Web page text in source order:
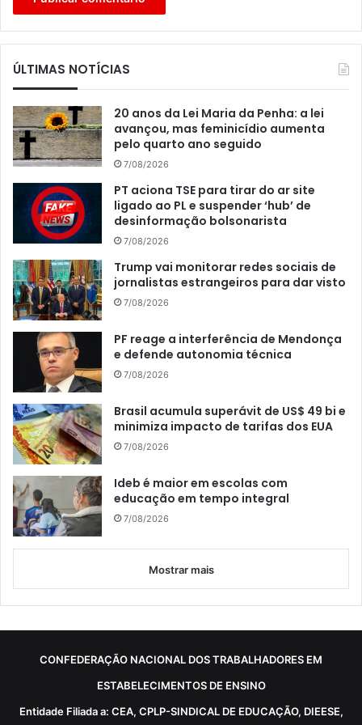
ÚLTIMAS NOTÍCIAS
20 anos da Lei Maria da Penha: a lei
avançou, mas feminicídio aumenta
pelo quarto ano seguido
7/08/2026
PT aciona TSE para tirar do ar site
ligado ao PL e suspender ‘hub’ de
desinformação bolsonarista
7/08/2026
Trump vai monitorar redes sociais de
jornalistas estrangeiros para dar visto
7/08/2026
PF reage a interferência de Mendonça
e defende autonomia técnica
7/08/2026
Brasil acumula superávit de US$ 49 bi e
minimiza impacto de tarifas dos EUA
7/08/2026
Ideb é maior em escolas com
educação em tempo integral
7/08/2026
Mostrar mais
CONFEDERAÇÃO NACIONAL DOS TRABALHADORES EM
ESTABELECIMENTOS DE ENSINO
Entidade Filiada a: CEA, CPLP-SINDICAL DE EDUCAÇÃO, DIEESE,